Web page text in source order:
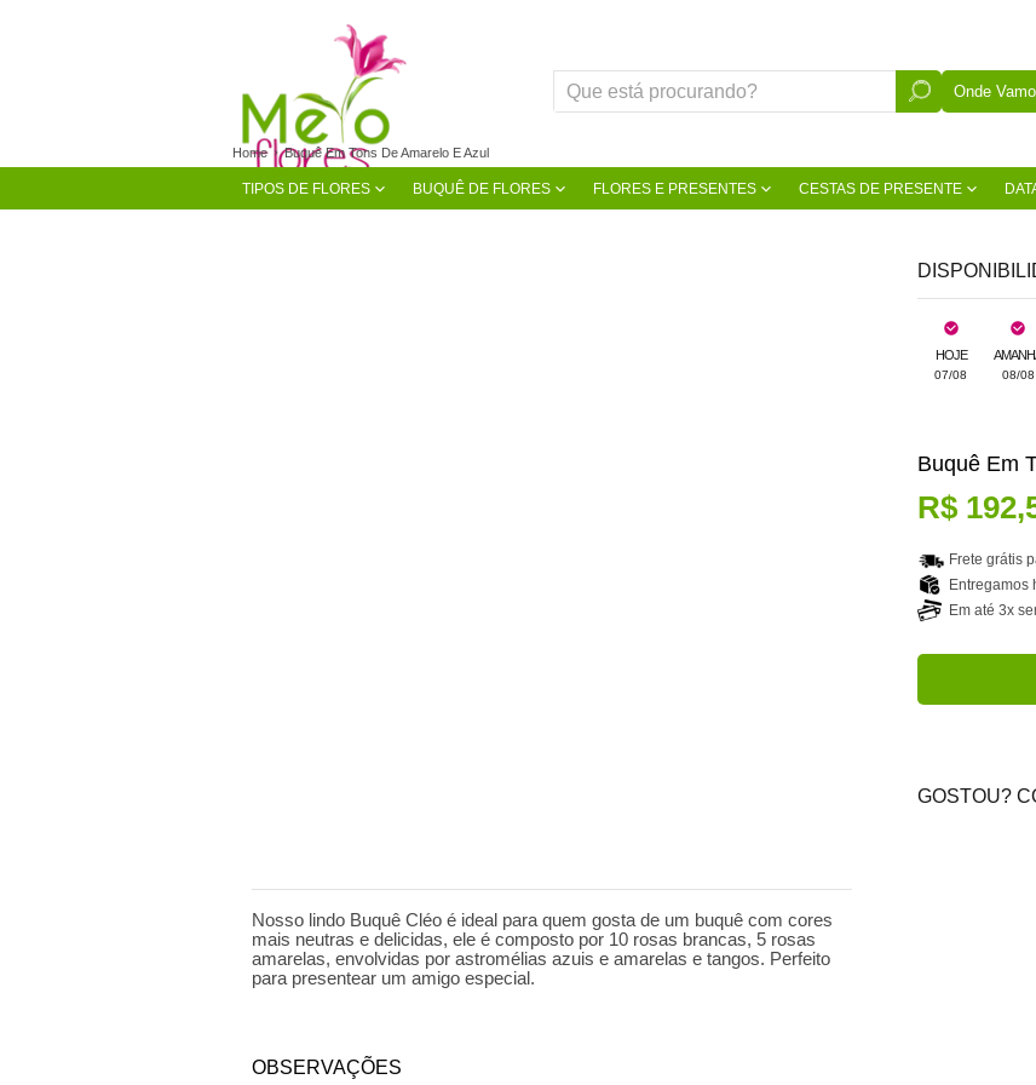
Onde
TIPOS DE FLORES BUQUÊ DE FLORES FLORES E PRESENTES CESTAS DE PRESENTE
Home Buquê Em Tons De Amarelo E Azul
Nosso lindo Buquê Cléo é ideal para quem gosta de um buquê com cores
mais neutras e delicidas, ele é composto por 10 rosas brancas, 5 rosas
amarelas, envolvidas por astromélias azuis e amarelas e tangos. Perfeito
para presentear um amigo especial.
OBSERVAÇÕES
HOJE
07/08 08/08
Buquê Em
R$
Frete grátis
Entregamos
Em até 3x
GOSTOU?